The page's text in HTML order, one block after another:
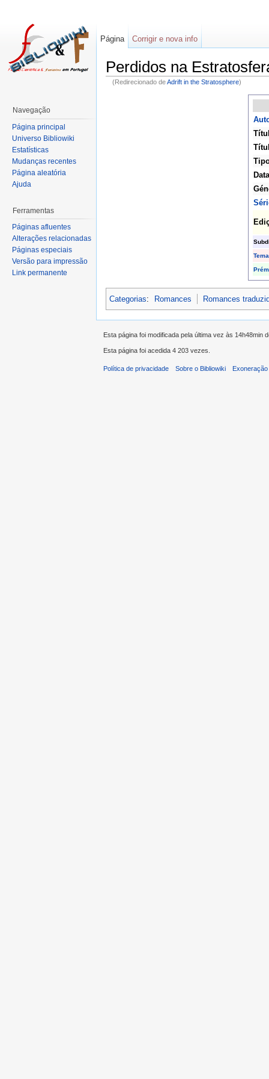
Perdidos na
(Redirecionado deAdrift in the Stratosphere)
Categorias: Romances Romances
Página Corrigir e nova info
Navegação
Página principal
Universo Bibliowiki
Estatísticas
Mudanças recentes
Página aleatória
Ajuda
Ferramentas
Páginas afluentes
Alterações relacionadas
Páginas especiais
Versão para impressão
Link permanente
Esta página foi modificada pela última vez às 14h48min
Esta página foi acedida 4 203 vezes.
Política de privacidade Sobre o Bibliowiki